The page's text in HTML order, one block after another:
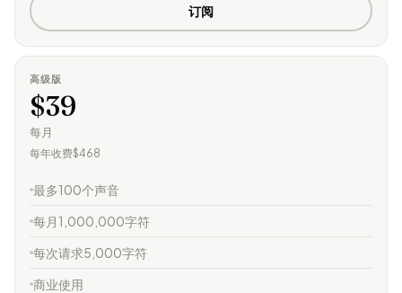
订阅
高级版
$39
每月
每年收费$468
最多100个声音
每月1,000,000字符
每次请求5,000字符
商业使用